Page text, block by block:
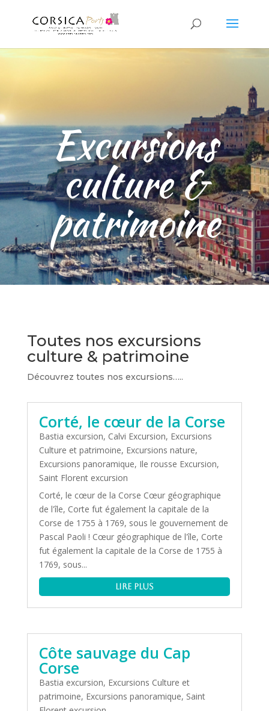
Excursions
culture &
patrimoine
Toutes nos excursions
culture & patrimoine
Découvrez toutes nos excursions…..
Corté, le cœur de la Corse
Bastia excursion, Calvi Excursion, Excursions
Culture et patrimoine, Excursions nature,
Excursions panoramique, Ile rousse Excursion,
Saint Florent excursion
Corté, le cœur de la Corse Cœur géographique
de l'île, Corte fut également la capitale de la
Corse de 1755 à 1769, sous le gouvernement de
Pascal Paoli ! Cœur géographique de l'île, Corte
fut également la capitale de la Corse de 1755 à
1769, sous...
lire plus
Côte sauvage du Cap
Corse
Bastia excursion, Excursions Culture et
patrimoine, Excursions panoramique, Saint